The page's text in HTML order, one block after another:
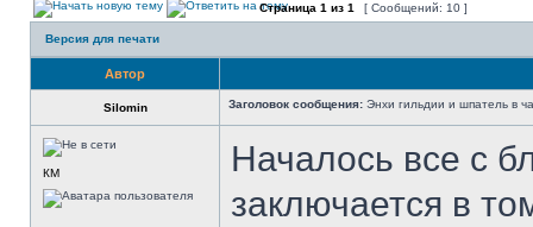
Страница 1 из 1 [ Сообщений: 10 ]
Версия для печати
Автор
Silomin Заголовок сообщения: Энхи гильдии и шпатель в
КМ
Началось все с
заключается в